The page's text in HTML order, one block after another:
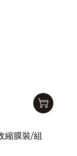
縮膜裝/組